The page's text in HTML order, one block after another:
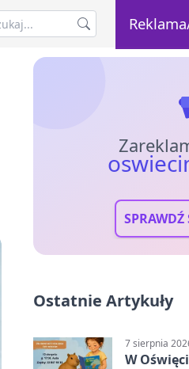
SPRAWDŹ
Ostatnie Artykuły
7 sierpnia
W